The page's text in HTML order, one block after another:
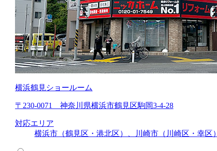
横浜鶴見ショールーム
〒230-0071 神奈川県横浜市鶴見区駒岡3-4-28
対応エリア
横浜市（鶴見区・港北区）、川崎市（川崎区・幸区